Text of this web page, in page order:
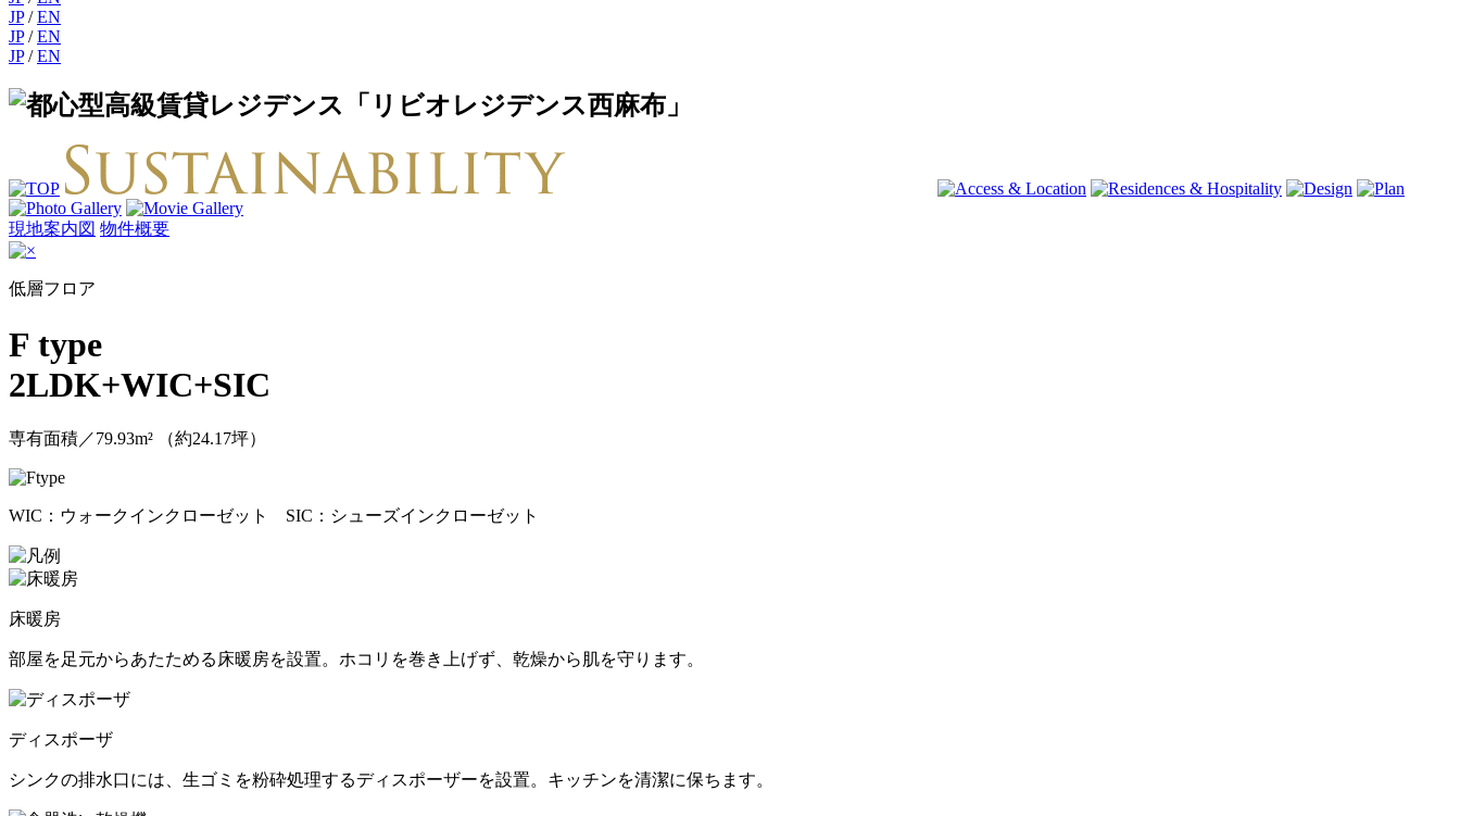
JP/EN
JP/EN
JP/EN
現地案内図 物件概要
低層フロア
F type
2LDK+WIC+SIC
専有面積／79.93m² （約24.17坪）
WIC：ウォークインクローゼット SIC：シューズインクローゼット
床暖房
部屋を足元からあたためる床暖房を設置。ホコリを巻き上げず、乾燥から肌を守ります。
ディスポーザ
シンクの排水口には、生ゴミを粉砕処理するディスポーザーを設置。キッチンを清潔に保ちます。